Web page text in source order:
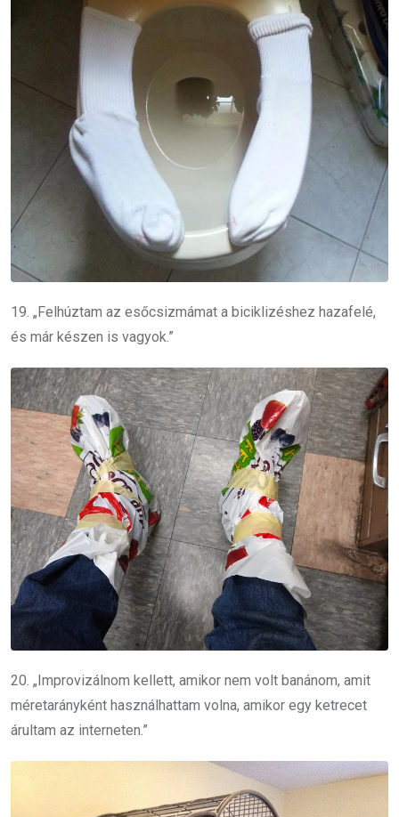
19. „Felhúztam az esőcsizmámat a biciklizéshez hazafelé,
és már készen is vagyok.”
20. „Improvizálnom kellett, amikor nem volt banánom, amit
méretarányként használhattam volna, amikor egy ketrecet
árultam az interneten.”